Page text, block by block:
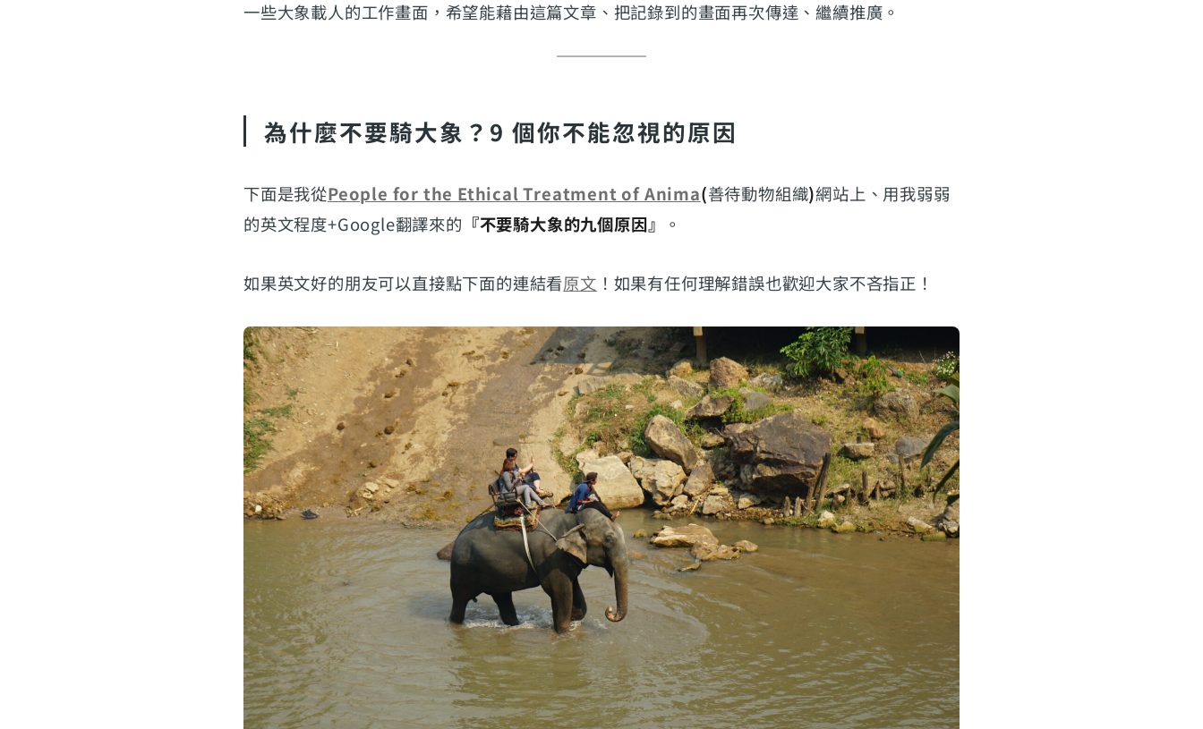
一些大象載人的工作畫面，希望能藉由這篇文章、把記錄到的畫面再次傳達、繼續推廣。
為什麼不要騎大象？9 個你不能忽視的原因
下面是我從People for the Ethical Treatment of Anima(善待動物組織)網站上、用我弱弱
的英文程度+Google翻譯來的 『不要騎大象的九個原因』 。
如果英文好的朋友可以直接點下面的連結看原文 ！如果有任何理解錯誤也歡迎大家不吝指正！